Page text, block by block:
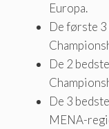
Europa.
De første
De 2
De 3
MENA-